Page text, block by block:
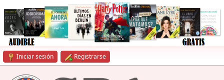
Iniciar sesión Registrarse